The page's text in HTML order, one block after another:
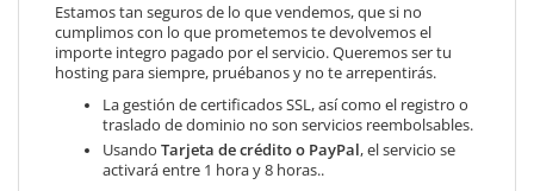
Estamos tan seguros de lo que vendemos, que si no
cumplimos con lo que prometemos te devolvemos el
importe integro pagado por el servicio. Queremos ser tu
hosting para siempre, pruébanos y no te arrepentirás.
La gestión de certificados SSL, así como el registro o
traslado de dominio no son servicios reembolsables.
Usando Tarjeta de crédito o PayPal, el servicio se
activará entre 1 hora y 8 horas..